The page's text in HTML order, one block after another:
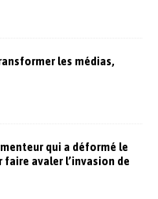
les médias,
qui a déformé le
faire avaler l’invasion de